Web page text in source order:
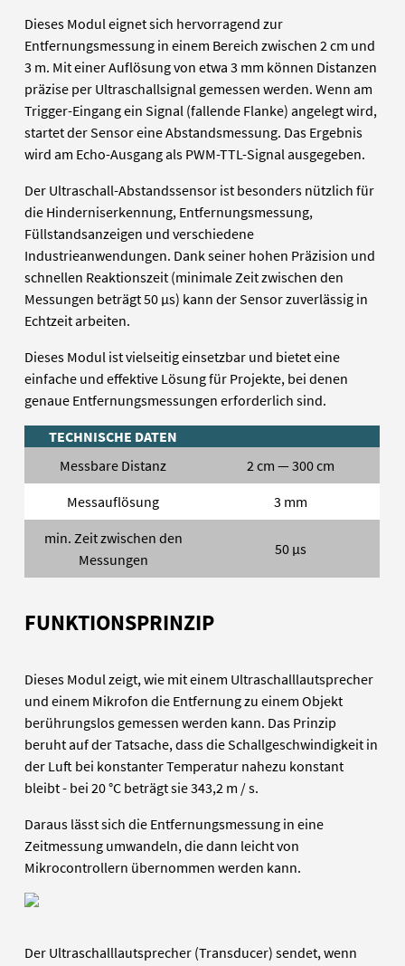
Dieses Modul eignet sich hervorragend zur
Entfernungsmessung in einem Bereich zwischen 2 cm und
3 m. Mit einer Auflösung von etwa 3 mm können Distanzen
präzise per Ultraschallsignal gemessen werden. Wenn am
Trigger-Eingang ein Signal (fallende Flanke) angelegt wird,
startet der Sensor eine Abstandsmessung. Das Ergebnis
wird am Echo-Ausgang als PWM-TTL-Signal ausgegeben.
Der Ultraschall-Abstandssensor ist besonders nützlich für
die Hinderniserkennung, Entfernungsmessung,
Füllstandsanzeigen und verschiedene
Industrieanwendungen. Dank seiner hohen Präzision und
schnellen Reaktionszeit (minimale Zeit zwischen den
Messungen beträgt 50 µs) kann der Sensor zuverlässig in
Echtzeit arbeiten.
Dieses Modul ist vielseitig einsetzbar und bietet eine
einfache und effektive Lösung für Projekte, bei denen
genaue Entfernungsmessungen erforderlich sind.
TECHNISCHE DATEN
Messbare Distanz
2 cm — 300 cm
Messauflösung
3 mm
min. Zeit zwischen den
Messungen
50 µs
FUNKTIONSPRINZIP
Dieses Modul zeigt, wie mit einem Ultraschalllautsprecher
und einem Mikrofon die Entfernung zu einem Objekt
berührungslos gemessen werden kann. Das Prinzip
beruht auf der Tatsache, dass die Schallgeschwindigkeit in
der Luft bei konstanter Temperatur nahezu konstant
bleibt - bei 20 °C beträgt sie 343,2 m / s.
Daraus lässt sich die Entfernungsmessung in eine
Zeitmessung umwandeln, die dann leicht von
Mikrocontrollern übernommen werden kann.
Der Ultraschalllautsprecher (Transducer) sendet, wenn